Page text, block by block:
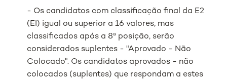
- Os candidatos com classificação final da E2
(EI) igual ou superior a 16 valores, mas
classificados após a 8ª posição, serão
considerados suplentes - "Aprovado - Não
Colocado". Os candidatos aprovados - não
colocados (suplentes) que respondam a estes